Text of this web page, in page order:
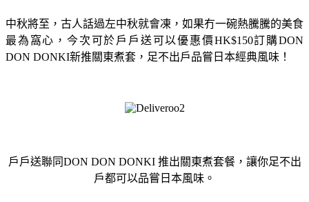
中秋將至，古人話過左中秋就會凍，如果冇一碗熱騰騰的美食
最為窩心，今次可於戶戶送可以優惠價HK$150訂購DON
DON DONKI新推關東煮套，足不出戶品嘗日本經典風味！
戶戶送聯同DON DON DONKI 推出關東煮套餐，讓你足不出
戶都可以品嘗日本風味。